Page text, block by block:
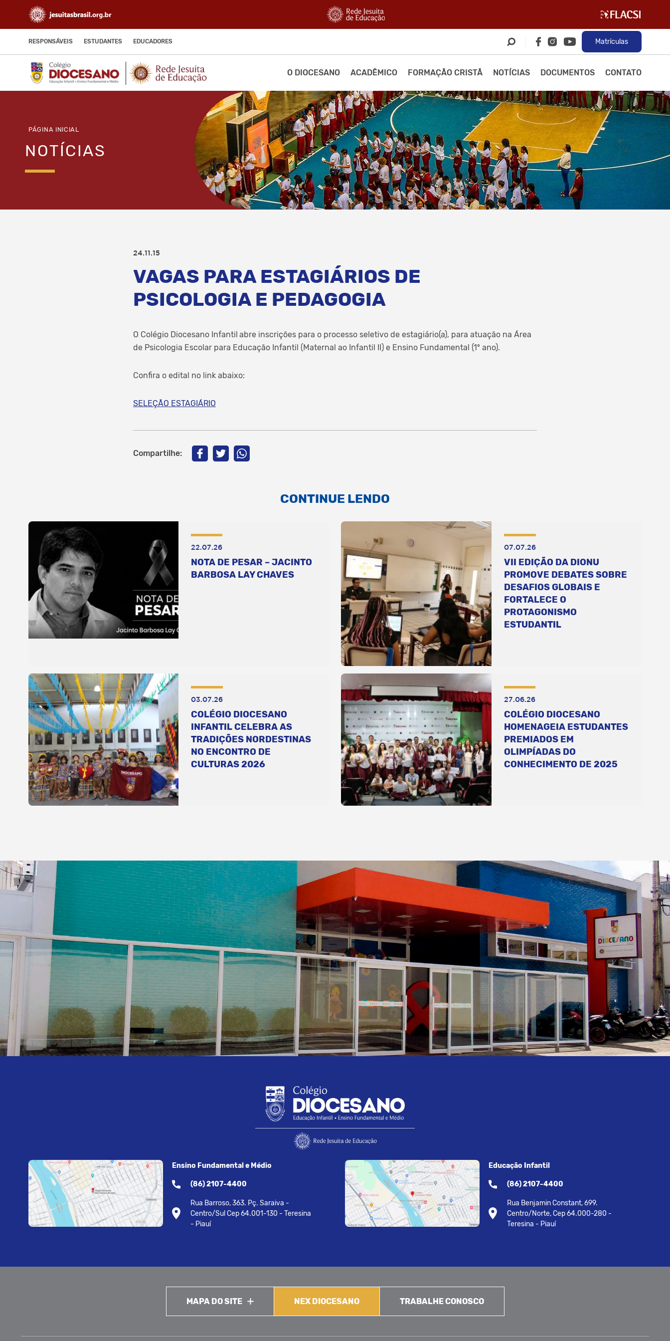
RESPONSÁVEIS ESTUDANTES EDUCADORES Matrículas
O DIOCESANO ACADÊMICO FORMAÇÃO CRISTÃ NOTÍCIAS DOCUMENTOS CONTATO
PÁGINA INICIAL
NOTÍCIAS
24.11.15
VAGAS PARA ESTAGIÁRIOS DE
PSICOLOGIA E PEDAGOGIA
O Colégio Diocesano Infantil abre inscrições para o processo seletivo de estagiário(a), para atuação na Área
de Psicologia Escolar para Educação Infantil (Maternal ao Infantil II) e Ensino Fundamental (1º ano).
Confira o edital no link abaixo:
SELEÇÃO ESTAGIÁRIO
Compartilhe:
CONTINUE LENDO
22.07.26
NOTA DE PESAR – JACINTO
BARBOSA LAY CHAVES
07.07.26
VII EDIÇÃO DA DIONU
PROMOVE DEBATES SOBRE
DESAFIOS GLOBAIS E
FORTALECE O
PROTAGONISMO
ESTUDANTIL
03.07.26
COLÉGIO DIOCESANO
INFANTIL CELEBRA AS
TRADIÇÕES NORDESTINAS
NO ENCONTRO DE
CULTURAS 2026
27.06.26
COLÉGIO DIOCESANO
HOMENAGEIA ESTUDANTES
PREMIADOS EM
OLIMPÍADAS DO
CONHECIMENTO DE 2025
Ensino Fundamental e Médio
(86) 2107-4400
Rua Barroso, 363. Pç. Saraiva -
Centro/Sul Cep 64.001-130 - Teresina
- Piauí
Educação Infantil
(86) 2107-4400
Rua Benjamin Constant, 699.
Centro/Norte, Cep 64.000-280 -
Teresina - Piauí
MAPA DO SITE NEX DIOCESANO TRABALHE CONOSCO